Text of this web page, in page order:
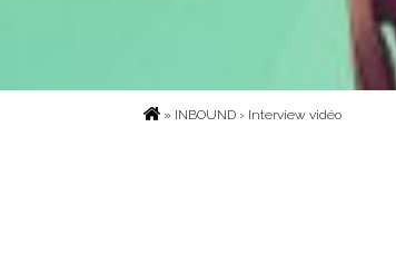
» INBOUND› Interview vidéo